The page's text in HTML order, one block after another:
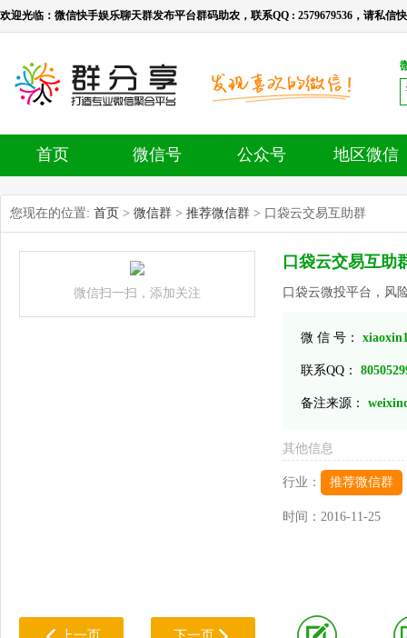
欢迎光临：微信快手娱乐聊天群发布平台群码助农，联系QQ : 2579679536，请私信
首页 微信号 公众号 地区微信
您现在的位置: 首页 > 微信群 > 推荐微信群 > 口袋云交易互助群
微信扫一扫，添加关注
口袋云交易互助
口袋云微投平台，风
微 信 号：
联系QQ：
备注来源：
其他信息
行业： 推荐微信群
时间： 2016-11-25